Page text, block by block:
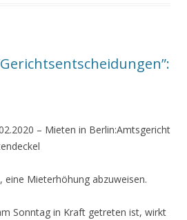
– Mieten in Berlin:Amtsgericht
eine Mieterhöhung abzuweisen.
Sonntag in Kraft getreten ist, wirkt